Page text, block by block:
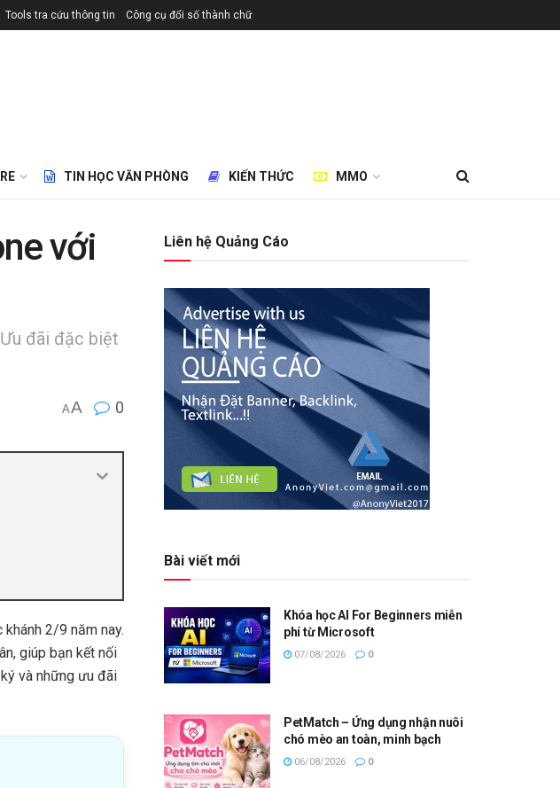
Tools tra cứu thông tin Công cụ đổi số thành chữ
TIN HỌC VĂN PHÒNG KIẾN THỨC MMO
với
đãi đặc biệt
AA 0
2/9 năm nay.
giúp bạn kết nối
và những ưu đãi
Liên hệ Quảng Cáo
Bài viết mới
Khóa học AI For Beginners miễn
phí từ Microsoft
07/08/2026 0
PetMatch – Ứng dụng nhận nuôi
chó mèo an toàn, minh bạch
06/08/2026 0